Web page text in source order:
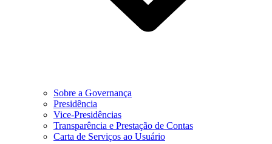
Sobre a Governança
Presidência
Vice-Presidências
Transparência e Prestação de Contas
Carta de Serviços ao Usuário